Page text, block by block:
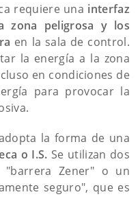
requiere una interfaz
zona peligrosa y los
en la sala de control.
la energía a la zona
en condiciones de
para provocar la
la forma de una
o I.S. Se utilizan dos
Zener" o un
seguro", que es